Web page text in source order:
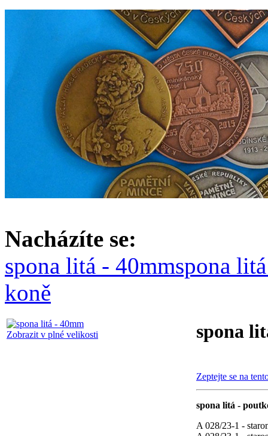
Nacházíte se:
spona litá - 40mmspona
koně
Zobrazit v plné velikosti spona
Zeptejte se na
spona litá -
A 028/23-1 -